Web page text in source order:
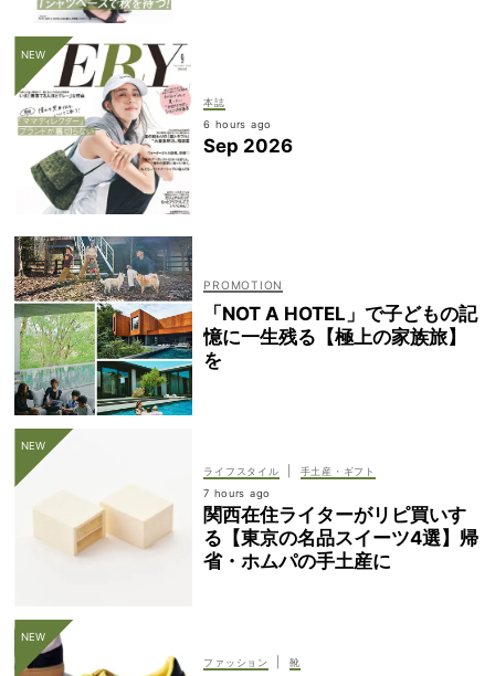
本誌
6 hours ago
Sep 2026
「NOT A HOTEL」で子どもの記
憶に一生残る【極上の家族旅】
を
ライフスタイル
手土産・ギフト
7 hours ago
関西在住ライターがリピ買いす
る【東京の名品スイーツ4選】帰
省・ホムパの手土産に
ファッション
靴